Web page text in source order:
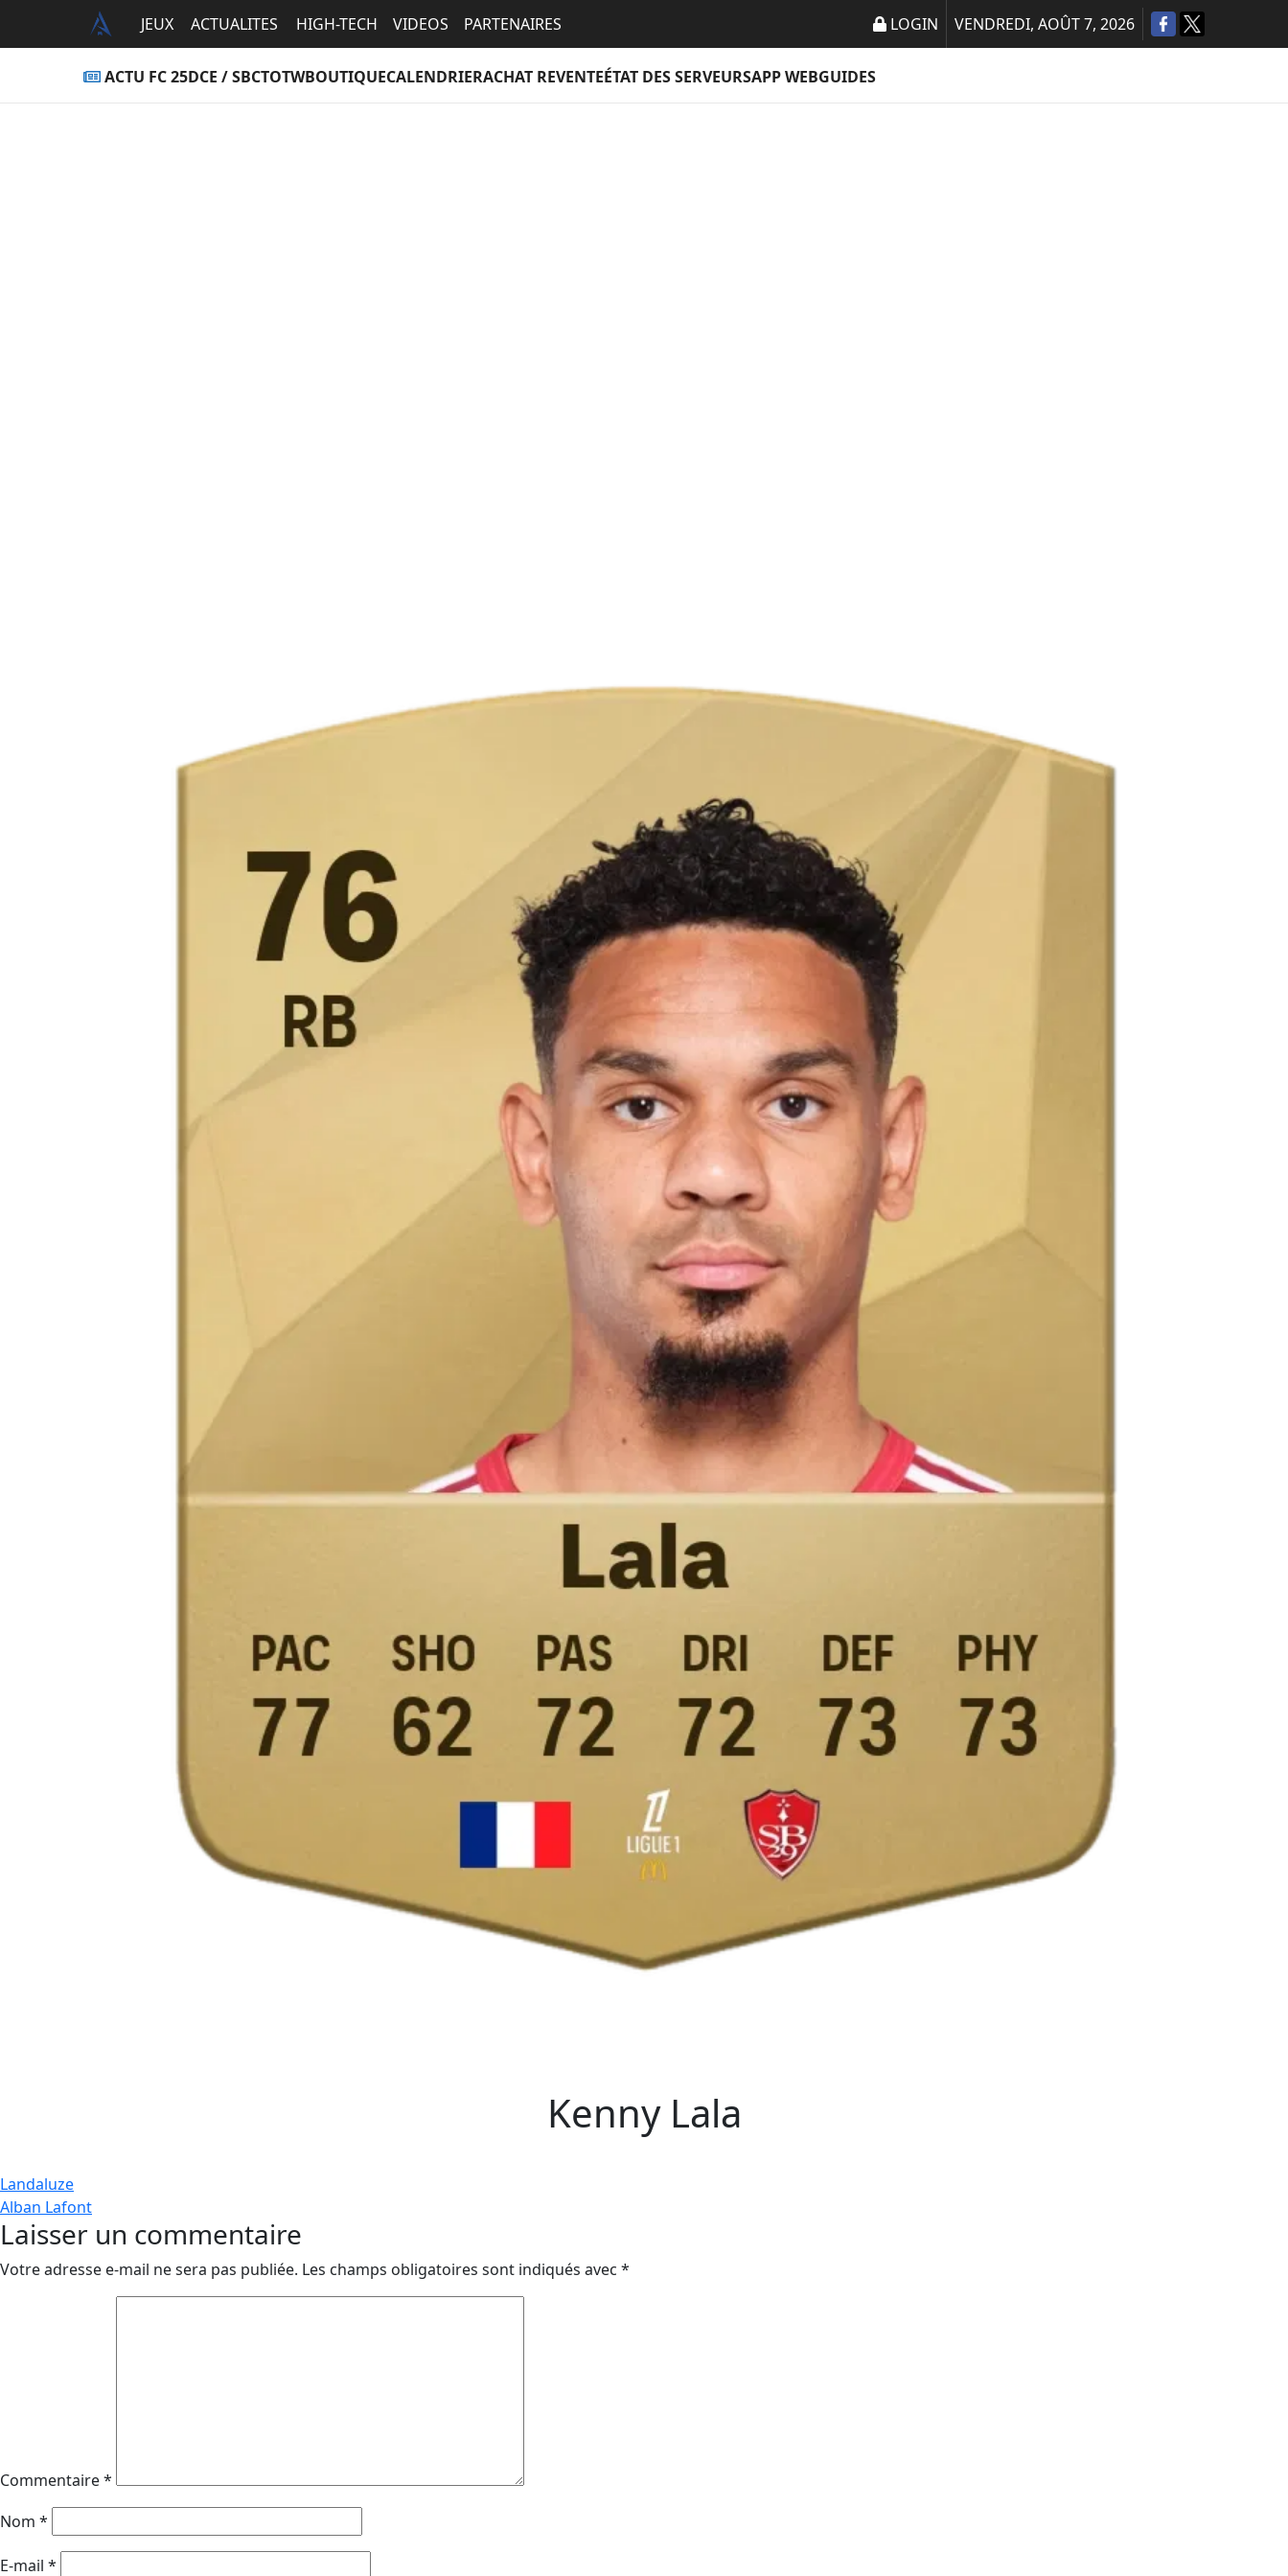
JEUX ACTUALITES HIGH-TECH VIDEOS PARTENAIRES LOGIN VENDREDI, AOÛT 7, 2026
ACTU FC 25DCE / SBCTOTWBOUTIQUECALENDRIERACHAT REVENTEÉTAT DES SERVEURSAPP WEBGUIDES
Kenny Lala
Navigation
de
l’article
Landaluze
Alban Lafont
Laisser un commentaire
Votre adresse e-mail ne sera pas publiée. Les champs obligatoires sont indiqués avec *
Commentaire*
Nom *
E-mail *